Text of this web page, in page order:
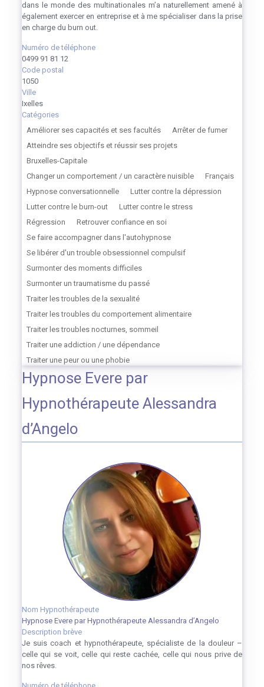
dans le monde des multinationales m’a naturellement amené à
également exercer en entreprise et à me spécialiser dans la prise
en charge du burn out.
Numéro de téléphone
0499 91 81 12
Code postal
1050
Ville
Ixelles
Catégories
Améliorer ses capacités et ses facultés
Arrêter de fumer
Atteindre ses objectifs et réussir ses projets
Bruxelles-Capitale
Changer un comportement / un caractère nuisible
Français
Hypnose conversationnelle
Lutter contre la dépression
Lutter contre le burn-out
Lutter contre le stress
Régression
Retrouver confiance en soi
Se faire accompagner dans l'autohypnose
Se libérer d'un trouble obsessionnel compulsif
Surmonter des moments difficiles
Surmonter un traumatisme du passé
Traiter les troubles de la sexualité
Traiter les troubles du comportement alimentaire
Traiter les troubles nocturnes, sommeil
Traiter une addiction / une dépendance
Traiter une peur ou une phobie
Hypnose Evere par
Hypnothérapeute Alessandra
d’Angelo
Nom Hypnothérapeute
Hypnose Evere par Hypnothérapeute Alessandra d’Angelo
Description brève
Je suis coach et hypnothérapeute, spécialiste de la douleur –
celle qui se voit, celle qui reste cachée, celle qui nous prive de
nos rêves.